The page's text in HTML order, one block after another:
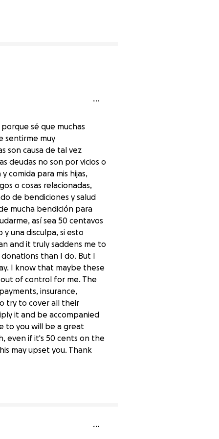
sé que muchas
sentirme muy
son causa de tal vez
deudas no son por vicios o
comida para mis hijas,
o cosas relacionadas,
de bendiciones y salud
mucha bendición para
así sea 50 centavos
una disculpa, si esto
and it truly saddens me to
than I do. But I
I know that maybe these
of control for me. The
insurance,
try to cover all their
it and be accompanied
to you will be a great
even if it's 50 cents on the
may upset you. Thank